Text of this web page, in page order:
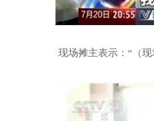
现场摊主表示：“（